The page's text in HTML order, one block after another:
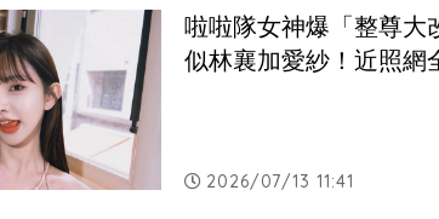
啦啦隊女神爆「整尊大
似林襄加愛紗！近照網
2026/07/13 11:41